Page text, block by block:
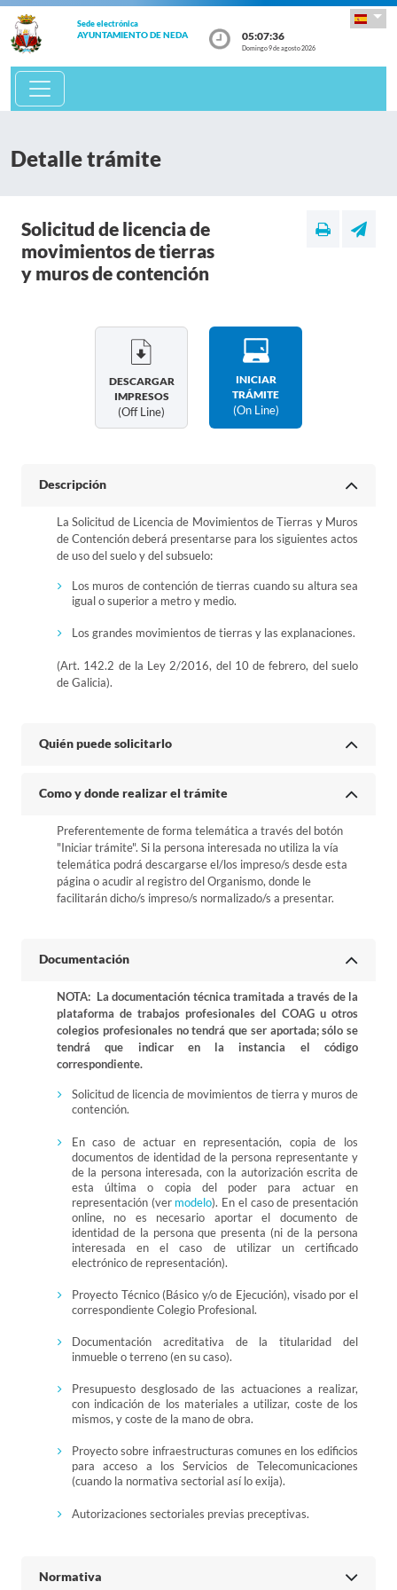
Sede electrónica
AYUNTAMIENTO DE NEDA 05:07:36
Domingo 9 de agosto 2026
Detalle trámite
Solicitud de licencia de
movimientos de tierras
y muros de contención
DESCARGAR
IMPRESOS
(off Line)
INICIAR
TRÁMITE
(on Line)
Descripción
La Solicitud de Licencia de Movimientos de Tierras y Muros
de Contención deberá presentarse para los siguientes actos
de uso del suelo y del subsuelo:
Los muros de contención de tierras cuando su altura sea
igual o superior a metro y medio.
Los grandes movimientos de tierras y las explanaciones.
(Art. 142.2 de la Ley 2/2016, del 10 de febrero, del suelo
de Galicia).
Quién puede solicitarlo
Como y donde realizar el trámite
Preferentemente de forma telemática a través del botón
"Iniciar trámite". Si la persona interesada no utiliza la vía
telemática podrá descargarse el/los impreso/s desde esta
página o acudir al registro del Organismo, donde le
facilitarán dicho/s impreso/s normalizado/s a presentar.
Documentación
NOTA: La documentación técnica tramitada a través de la
plataforma de trabajos profesionales del COAG u otros
colegios profesionales no tendrá que ser aportada; sólo se
tendrá que indicar en la instancia el código
correspondiente.
Solicitud de licencia de movimientos de tierra y muros de
contención.
En caso de actuar en representación, copia de los
documentos de identidad de la persona representante y
de la persona interesada, con la autorización escrita de
esta última o copia del poder para actuar en
representación (ver modelo). En el caso de presentación
online, no es necesario aportar el documento de
identidad de la persona que presenta (ni de la persona
interesada en el caso de utilizar un certificado
electrónico de representación).
Proyecto Técnico (Básico y/o de Ejecución), visado por el
correspondiente Colegio Profesional.
Documentación acreditativa de la titularidad del
inmueble o terreno (en su caso).
Presupuesto desglosado de las actuaciones a realizar,
con indicación de los materiales a utilizar, coste de los
mismos, y coste de la mano de obra.
Proyecto sobre infraestructuras comunes en los edificios
para acceso a los Servicios de Telecomunicaciones
(cuando la normativa sectorial así lo exija).
Autorizaciones sectoriales previas preceptivas.
Normativa